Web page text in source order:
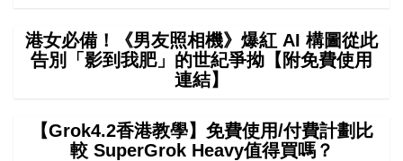
港女必備！《男友照相機》爆紅 AI 構圖從此
告別「影到我肥」的世紀爭拗【附免費使用
連結】
【Grok4.2香港教學】免費使用/付費計劃比
較 SuperGrok Heavy值得買嗎？